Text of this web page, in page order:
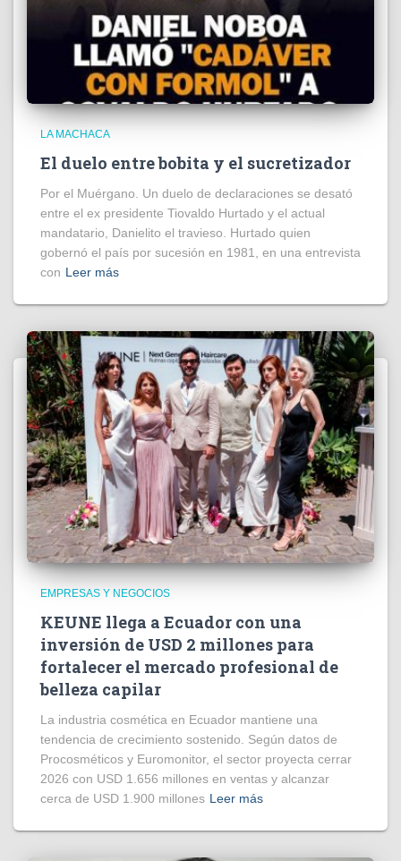
LA MACHACA
El duelo entre bobita y el sucretizador
Por el Muérgano. Un duelo de declaraciones se desató
entre el ex presidente Tiovaldo Hurtado y el actual
mandatario, Danielito el travieso. Hurtado quien
gobernó el país por sucesión en 1981, en una entrevista
con Leer más
EMPRESAS Y NEGOCIOS
KEUNE llega a Ecuador con una
inversión de USD 2 millones para
fortalecer el mercado profesional de
belleza capilar
La industria cosmética en Ecuador mantiene una
tendencia de crecimiento sostenido. Según datos de
Procosméticos y Euromonitor, el sector proyecta cerrar
2026 con USD 1.656 millones en ventas y alcanzar
cerca de USD 1.900 millones Leer más